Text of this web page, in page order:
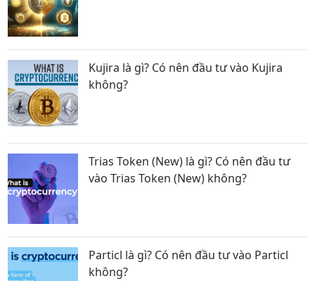
Kujira là gì? Có nên đầu tư vào Kujira
không?
Trias Token (New) là gì? Có nên đầu tư
vào Trias Token (New) không?
Particl là gì? Có nên đầu tư vào Particl
không?